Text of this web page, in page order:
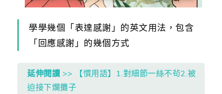
學學幾個「表達感謝」的英文用法，包含
「回應感謝」的幾個方式
延伸閱讀 >> 【慣用語】1.對細節一絲不茍2.被
迫接下爛攤子